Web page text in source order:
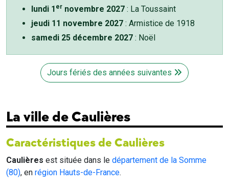
lundi 1 er novembre 2027 : La Toussaint
jeudi 11 novembre 2027 : Armistice de 1918
samedi 25 décembre 2027 : Noël
Jours fériés des années suivantes
La ville de Caulières
Caractéristiques de Caulières
Caulières est située dans le département de la Somme
(80), en région Hauts-de-France.